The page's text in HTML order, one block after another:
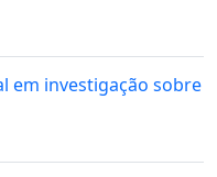
em investigação sobre